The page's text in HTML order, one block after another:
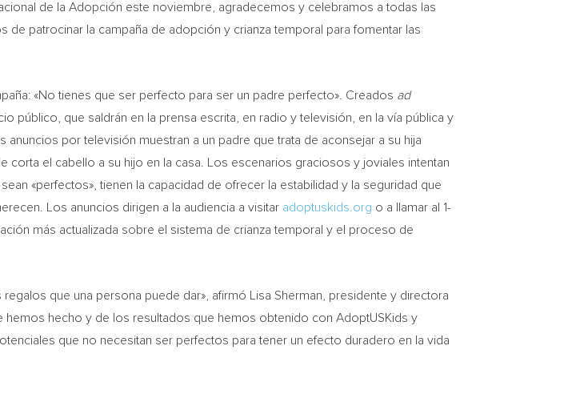
de la Adopción este noviembre, agradecemos y celebramos a todas las
patrocinar la campaña de adopción y crianza temporal para fomentar las
«No tienes que ser perfecto para ser un padre perfecto». Creados ad
público, que saldrán en la prensa escrita, en radio y televisión, en la vía pública y
por televisión muestran a un padre que trata de aconsejar a su hija
el cabello a su hijo en la casa. Los escenarios graciosos y joviales intentan
«perfectos», tienen la capacidad de ofrecer la estabilidad y la seguridad que
Los anuncios dirigen a la audiencia a visitar adoptuskids.org o a llamar al 1-
más actualizada sobre el sistema de crianza temporal y el proceso de
que una persona puede dar», afirmó Lisa Sherman , presidente y directora
hecho y de los resultados que hemos obtenido con AdoptUSKids y
que no necesitan ser perfectos para tener un efecto duradero en la vida